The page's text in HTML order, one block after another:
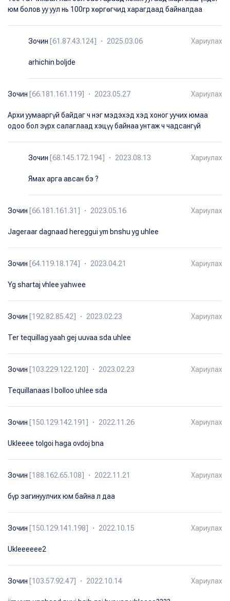
юм болов уу уул нь 100гр хөргөгчид харагдаад байналдаа
Зочин [61.87.43.124] ・ 2025.03.06 Хариулах
arhichin boljde
Зочин [66.181.161.119] ・ 2023.05.27 Хариулах
Архи уумааргүй байдаг ч нэг мэдэхэд хэд хоног уучих юмаа
одоо бол зүрх салаглаад хэцүү байнаа унтаж ч чадсангүй
Зочин [68.145.172.194] ・ 2023.08.13 Хариулах
Ямах арга авсан бэ ?
Зочин [66.181.161.31] ・ 2023.05.16 Хариулах
Jageraar dagnaad hereggui ym bnshu yg uhlee
Зочин [64.119.18.174] ・ 2023.04.21 Хариулах
Yg shartaj vhlee yahwee
Зочин [192.82.85.42] ・ 2023.02.23 Хариулах
Ter tequillag yaah gej uuvaa sda uhlee
Зочин [103.229.122.120] ・ 2023.02.23 Хариулах
Tequillanaas l bolloo uhlee sda
Зочин [150.129.142.191] ・ 2022.11.26 Хариулах
Ukleeee tolgoi haga ovdoj bna
Зочин [188.162.65.108] ・ 2022.11.21 Хариулах
бүр загинуулчих юм байна л даа
Зочин [150.129.141.198] ・ 2022.10.15 Хариулах
Ukleeeeee2
Зочин [103.57.92.47] ・ 2022.10.14 Хариулах